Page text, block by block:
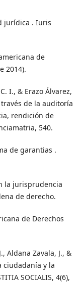
jurídica . Iuris
de
2014).
I., & Erazo Álvarez,
de la auditoría
rendición de
540.
de garantias .
la jurisprudencia
de derecho.
de Derechos
Aldana Zavala, J., &
ciudadanía y la
SOCIALIS, 4(6),